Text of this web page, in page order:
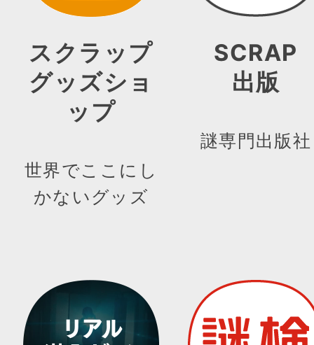
スクラップ
グッズショ
ップ
世界でここにし
かないグッズ
SCRAP
出版
謎専門出版社